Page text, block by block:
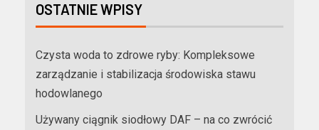
OSTATNIE WPISY
Czysta woda to zdrowe ryby: Kompleksowe
zarządzanie i stabilizacja środowiska stawu
hodowlanego
Używany ciągnik siodłowy DAF – na co zwrócić